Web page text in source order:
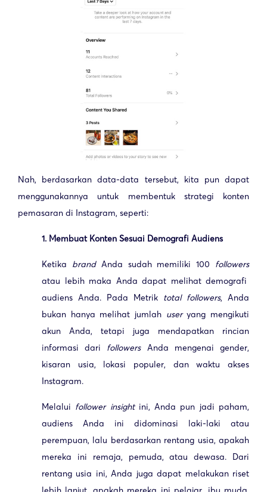
Nah, berdasarkan data-data tersebut, kita pun dapat
menggunakannya untuk membentuk strategi konten
pemasaran di Instagram, seperti:
1. Membuat Konten Sesuai Demografi Audiens
Ketika brandAnda sudah memiliki 100 followers
atau lebih maka Anda dapat melihat demografi
audiens Anda. Pada Metrik total followers, Anda
bukan hanya melihat jumlah useryang mengikuti
akun Anda, tetapi juga mendapatkan rincian
informasi dari followersAnda mengenai gender,
kisaran usia, lokasi populer, dan waktu akses
Instagram.
Melalui follower insightini, Anda pun jadi paham,
audiens Anda ini didominasi laki-laki atau
perempuan, lalu berdasarkan rentang usia, apakah
mereka ini remaja, pemuda, atau dewasa. Dari
rentang usia ini, Anda juga dapat melakukan riset